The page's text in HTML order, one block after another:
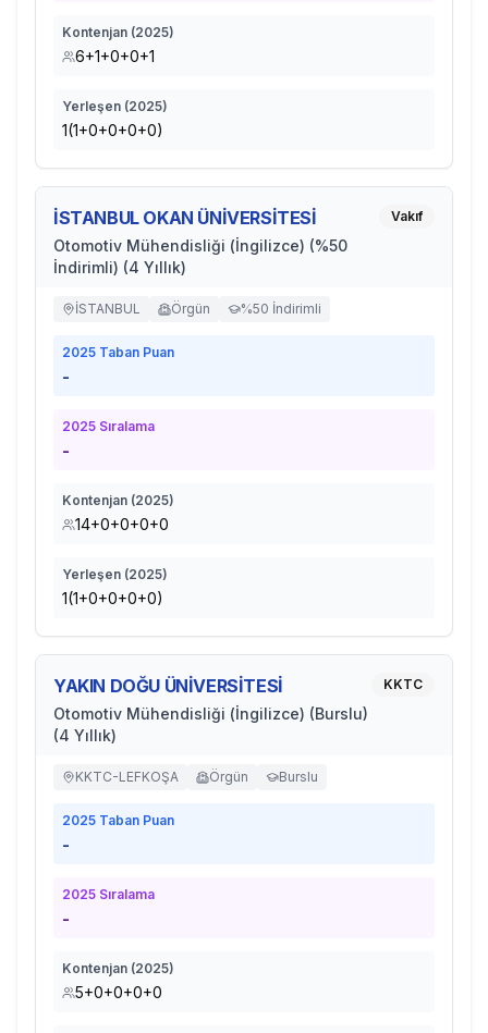
Kontenjan (2025)
6+1+0+0+1
Yerleşen (2025)
1(1+0+0+0+0)
İSTANBUL OKAN ÜNİVERSİTESİ
Otomotiv Mühendisliği (İngilizce) (%50
İndirimli) (4 Yıllık)
Vakıf
İSTANBUL Örgün %50 İndirimli
2025 Taban Puan
-
2025 Sıralama
-
Kontenjan (2025)
14+0+0+0+0
Yerleşen (2025)
1(1+0+0+0+0)
YAKIN DOĞU ÜNİVERSİTESİ
Otomotiv Mühendisliği (İngilizce) (Burslu)
(4 Yıllık)
KKTC
KKTC-LEFKOŞA Örgün Burslu
2025 Taban Puan
-
2025 Sıralama
-
Kontenjan (2025)
5+0+0+0+0